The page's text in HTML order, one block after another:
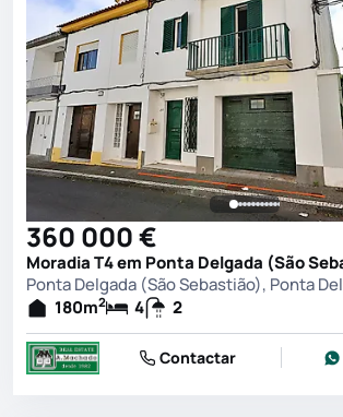
360 000 €
Ponta Delgada (São Sebastião), Ponta
180m2 4 2
Contactar